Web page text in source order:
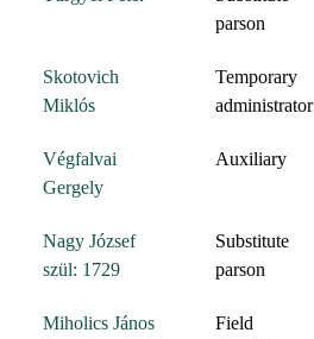
parson
Skotovich
Miklós
Temporary
administrator
Végfalvai
Gergely
Auxiliary
Nagy József
szül: 1729
Substitute
parson
Miholics János
Field